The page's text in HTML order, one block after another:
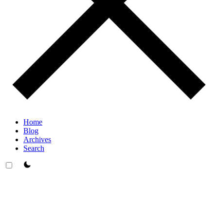
Home
Blog
Archives
Search
theme switcher